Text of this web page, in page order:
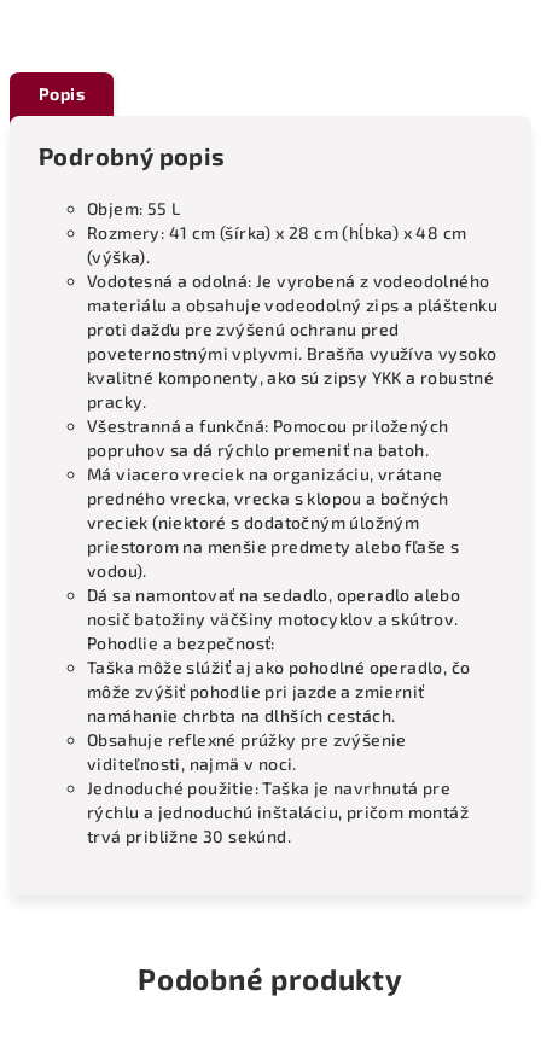
Popis
Podrobný popis
Objem: 55 L
Rozmery: 41 cm (šírka) x 28 cm (hĺbka) x 48 cm
(výška).
Vodotesná a odolná: Je vyrobená z vodeodolného
materiálu a obsahuje vodeodolný zips a pláštenku
proti dažďu pre zvýšenú ochranu pred
poveternostnými vplyvmi. Brašňa využíva vysoko
kvalitné komponenty, ako sú zipsy YKK a robustné
pracky.
Všestranná a funkčná: Pomocou priložených
popruhov sa dá rýchlo premeniť na batoh.
Má viacero vreciek na organizáciu, vrátane
predného vrecka, vrecka s klopou a bočných
vreciek (niektoré s dodatočným úložným
priestorom na menšie predmety alebo fľaše s
vodou).
Dá sa namontovať na sedadlo, operadlo alebo
nosič batožiny väčšiny motocyklov a skútrov.
Pohodlie a bezpečnosť:
Taška môže slúžiť aj ako pohodlné operadlo, čo
môže zvýšiť pohodlie pri jazde a zmierniť
namáhanie chrbta na dlhších cestách.
Obsahuje reflexné prúžky pre zvýšenie
viditeľnosti, najmä v noci.
Jednoduché použitie: Taška je navrhnutá pre
rýchlu a jednoduchú inštaláciu, pričom montáž
trvá približne 30 sekúnd.
Podobné produkty